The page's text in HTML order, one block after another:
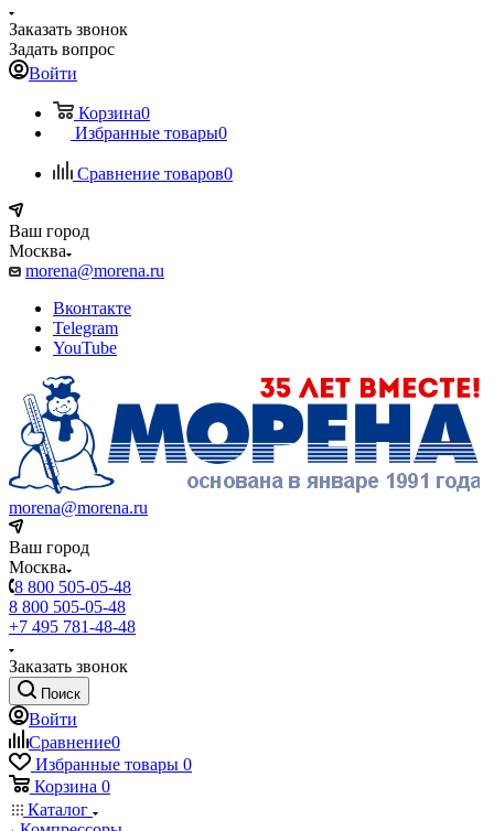
Заказать звонок
Задать вопрос
Войти
Корзина0
Избранные товары0
Сравнение товаров0
Ваш город
Москва
morena@morena.ru
Вконтакте
Telegram
YouTube
morena@morena.ru
Ваш город
Москва
8 800 505-05-48
8 800 505-05-48
+7 495 781-48-48
Заказать звонок
Поиск
Войти
Сравнение0
Избранные товары 0
Корзина 0
Каталог